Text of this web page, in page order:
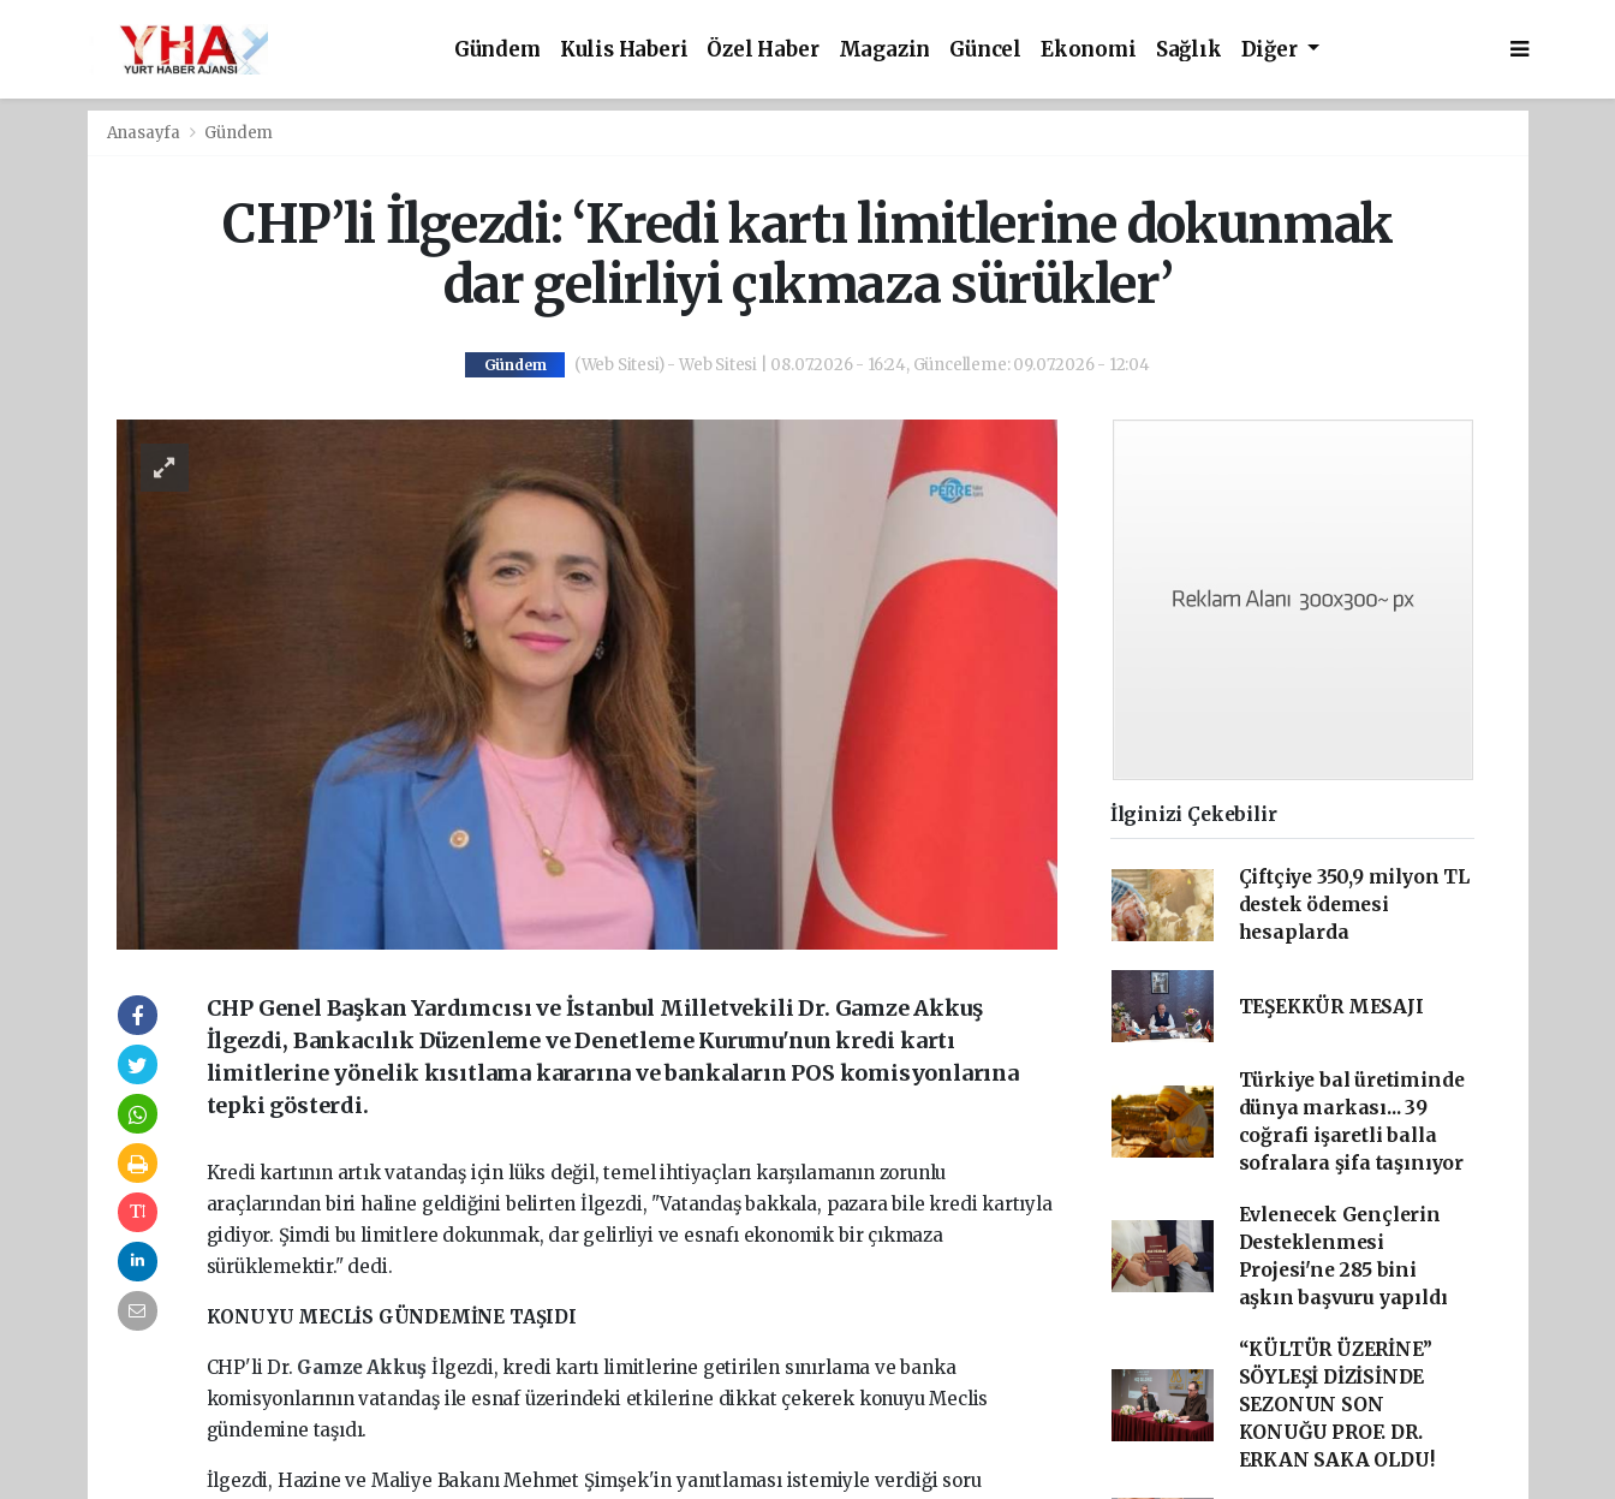
Gündem Kulis Haberi Özel Haber Magazin Güncel Ekonomi Sağlık Diğer
Anasayfa Gündem
CHP’li İlgezdi: ‘Kredi kartı limitlerine dokunmak
dar gelirliyi çıkmaza sürükler’
Gündem (Web Sitesi) - Web Sitesi | 08.07.2026 - 16:24, Güncelleme: 09.07.2026 - 12:04
CHP Genel Başkan Yardımcısı ve İstanbul Milletvekili Dr. Gamze Akkuş
İlgezdi, Bankacılık Düzenleme ve Denetleme Kurumu'nun kredi kartı
limitlerine yönelik kısıtlama kararına ve bankaların POS komisyonlarına
tepki gösterdi.
Kredi kartının artık vatandaş için lüks değil, temel ihtiyaçları karşılamanın zorunlu
araçlarından biri haline geldiğini belirten İlgezdi, "Vatandaş bakkala, pazara bile kredi kartıyla
gidiyor. Şimdi bu limitlere dokunmak, dar gelirliyi ve esnafı ekonomik bir çıkmaza
sürüklemektir." dedi.
KONUYU MECLİS GÜNDEMİNE TAŞIDI
CHP'li Dr. Gamze Akkuşİlgezdi, kredi kartı limitlerine getirilen sınırlama ve banka
komisyonlarının vatandaş ile esnaf üzerindeki etkilerine dikkat çekerek konuyu Meclis
gündemine taşıdı.
İlgezdi, Hazine ve Maliye Bakanı Mehmet Şimşek'in yanıtlaması istemiyle verdiği soru
İlginizi Çekebilir
Çiftçiye 350,9 milyon TL
destek ödemesi
hesaplarda
TEŞEKKÜR MESAJI
Türkiye bal üretiminde
dünya markası... 39
coğrafi işaretli balla
sofralara şifa taşınıyor
Evlenecek Gençlerin
Desteklenmesi
Projesi'ne 285 bini
aşkın başvuru yapıldı
“KÜLTÜR ÜZERİNE”
SÖYLEŞİ DİZİSİNDE
SEZONUN SON
KONUĞU PROF. DR.
ERKAN SAKA OLDU!